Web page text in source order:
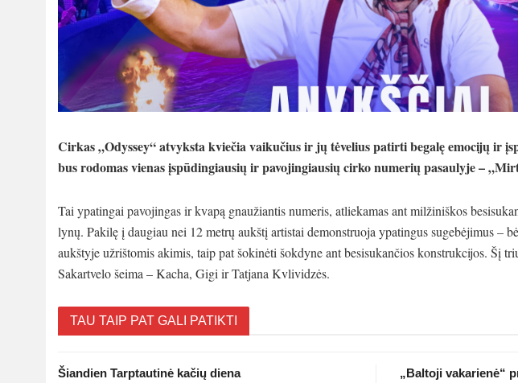
Cirkas „Odyssey“ atvyksta kviečia vaikučius ir jų tėvelius patirti begalę emocijų ir
bus rodomas vienas įspūdingiausių ir pavojingiausių cirko numerių pasaulyje –
Tai ypatingai pavojingas ir kvapą gnaužiantis numeris, atliekamas ant milžiniškos
lynų. Pakilę į daugiau nei 12 metrų aukštį artistai demonstruoja ypatingus sugebėjimus –
aukštyje užrištomis akimis, taip pat šokinėti šokdyne ant besisukančios konstrukcijos. Šį
Sakartvelo šeima – Kacha, Gigi ir Tatjana Kvlividzės.
TAU TAIP PAT GALI PATIKTI
Šiandien Tarptautinė kačių diena „Baltoji vakarienė“